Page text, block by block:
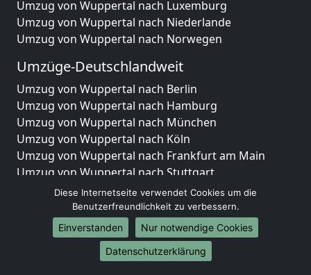
Umzug von Wuppertal nach Luxemburg
Umzug von Wuppertal nach Niederlande
Umzug von Wuppertal nach Norwegen
Umzüge-Deutschlandweit
Umzug von Wuppertal nach Berlin
Umzug von Wuppertal nach Hamburg
Umzug von Wuppertal nach München
Umzug von Wuppertal nach Köln
Umzug von Wuppertal nach Frankfurt am Main
Umzug von Wuppertal nach Stuttgart
Umzug von Wuppertal nach Düsseldorf
Umzug von Wuppertal nach Leipzig
Umzug von Wuppertal nach Dortmund
Umzug von Wuppertal nach Essen
Umzug von Wuppertal nach Bremen
Diese Internetseite verwendet Cookies um die
Benutzerfreundlichkeit zu verbessern.
Einverstanden
Nur notwendige Cookies
Datenschutzerklärung